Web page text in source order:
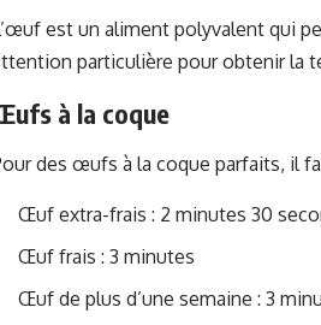
est un aliment polyvalent qui
particulière pour obtenir la
à la coque
des œufs à la coque parfaits, il
Œuf extra-frais : 2 minutes 30
Œuf frais : 3 minutes
Œuf de plus d’une semaine : 3